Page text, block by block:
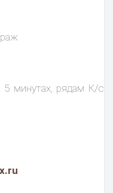
минутах, рядам К/с